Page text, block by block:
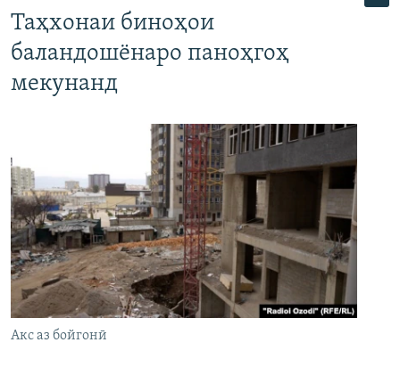
Таҳхонаи биноҳои
баландошёнаро паноҳгоҳ
мекунанд
Акс аз бойгонӣ